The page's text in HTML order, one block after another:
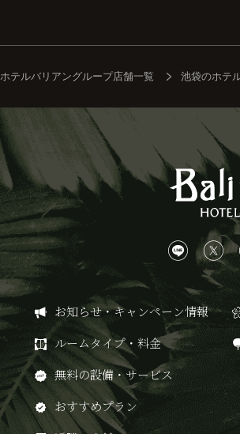
ホテルバリアングループ店舗一覧 池袋のホテ
お知らせ・キャンペーン情報
ルームタイプ・料金
無料の設備・サービス
おすすめプラン